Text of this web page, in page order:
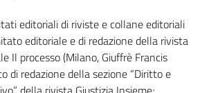
editoriali di riviste e collane editoriali
editoriale e di redazione della rivista
Il processo (Milano, Giuffrè Francis
di redazione della sezione “Diritto e